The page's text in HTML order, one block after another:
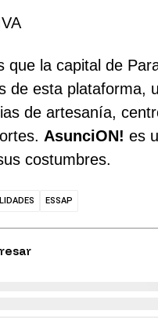
que la capital de
de esta plataforma,
de artesanía,
AsunciON! es
costumbres.
ESSAP